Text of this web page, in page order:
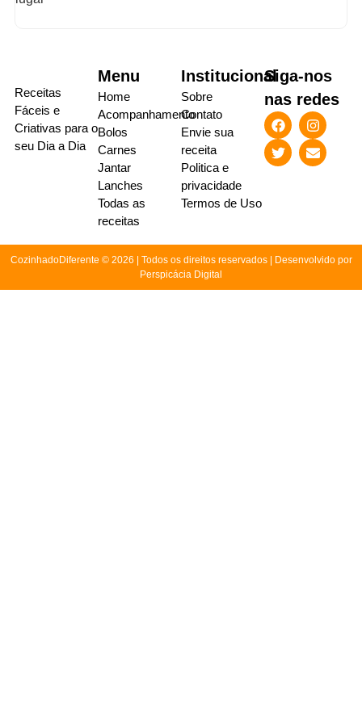
Receitas
Fáceis e
Criativas para o
seu Dia a Dia
Menu
Home
Acompanhamento
Bolos
Carnes
Jantar
Lanches
Todas as
receitas
Institucional
Sobre
Contato
Envie sua
receita
Politica e
privacidade
Termos de Uso
Siga-nos
nas redes
CozinhadoDiferente © 2026 | Todos os direitos reservados | Desenvolvido por
Perspicácia Digital